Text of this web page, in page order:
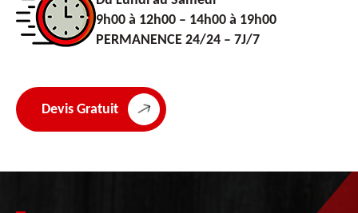
9h00 à 12h00 – 14h00 à 19h00
PERMANENCE 24/24 – 7J/7
Devis Gratuit